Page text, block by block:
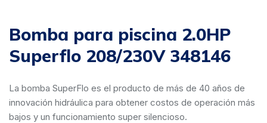
Bomba para piscina 2.0HP
Superflo 208/230V 348146
La bomba SuperFlo es el producto de más de 40 años de
innovación hidráulica para obtener costos de operación más
bajos y un funcionamiento super silencioso.